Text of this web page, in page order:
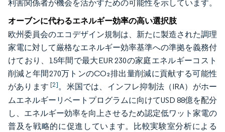
利害関係者が機会を活かすための可能性を示しています。
オーブンに代わるエネルギー効率の高い選択肢
欧州委員会のエコデザイン規制は、新たに製造された調理
家電に対して厳格なエネルギー効率基準への準拠を義務付
けており、15年間で最大EUR 230の家庭エネルギーコスト
削減と年間270万トンのCO₂排出量削減に貢献する可能性
があります[2]。米国では、インフレ抑制法（IRA）がホー
ムエネルギーリベートプログラムに向けてUSD 88億を配分
し、エネルギー効率を向上させるため認定低ワット家電の
普及を戦略的に促進しています。比較実験室分析による